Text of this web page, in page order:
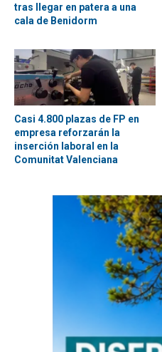
tras llegar en patera a una
cala de Benidorm
Casi 4.800 plazas de FP en
empresa reforzarán la
inserción laboral en la
Comunitat Valenciana